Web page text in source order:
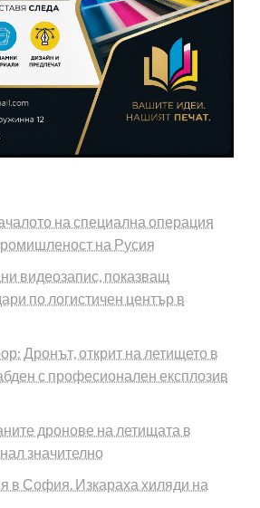
на специална операция
на Русия
видеозапис, показващ
по логистичен център в
Дронът, открит на летището в
с професионален експлозив
дронове на летищата в
значително
в София. Изкараха хиляди на